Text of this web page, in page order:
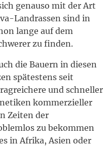
genauso mit der Art
Landrassen sind in
lange auf dem
zu finden.
die Bauern in diesen
spätestens seit
und schneller
kommerzieller
Zeiten der
zu bekommen
in Afrika, Asien oder